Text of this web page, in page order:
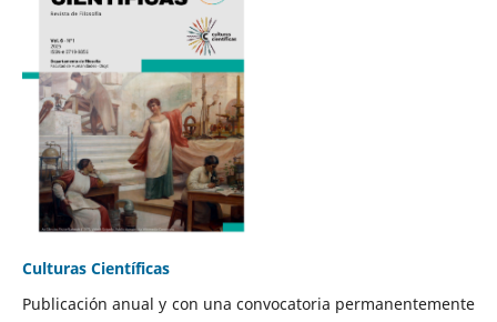
Culturas Científicas
Publicación anual y con una convocatoria permanentemente